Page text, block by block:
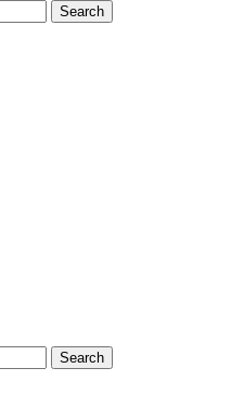
Search
Search